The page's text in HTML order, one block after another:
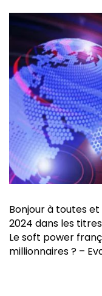
Bonjour à toutes et
2024 dans les
Le soft power
millionnaires ? –